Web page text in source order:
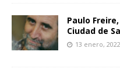
Paulo
Ciudad de
13 enero, 2022